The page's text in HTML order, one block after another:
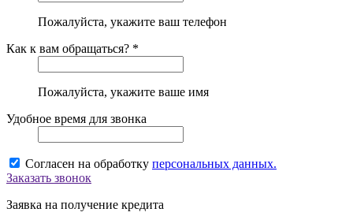
Пожалуйста, укажите ваш телефон
Как к вам обращаться? *
Пожалуйста, укажите ваше имя
Удобное время для звонка
Согласен на обработку персональных данных.
Заказать звонок
Заявка на получение кредита